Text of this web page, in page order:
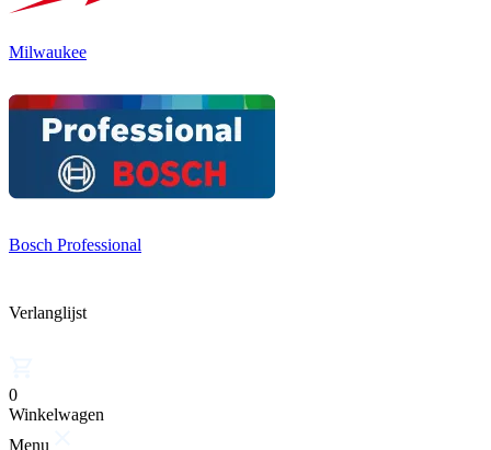
Milwaukee
Bosch Professional
Verlanglijst
0
Winkelwagen
Menu